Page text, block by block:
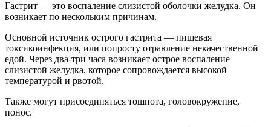
Гастрит — это воспаление слизистой оболочки желудка. Он
возникает по нескольким причинам.
Основной источник острого гастрита — пищевая
токсикоинфекция, или попросту отравление некачественной
едой. Через два-три часа возникает острое воспаление
слизистой желудка, которое сопровождается высокой
температурой и рвотой.
Также могут присоединяться тошнота, головокружение,
понос.